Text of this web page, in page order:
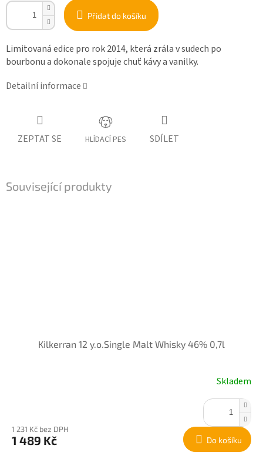
Přidat do košíku
Limitovaná edice pro rok 2014, která zrála v sudech po
bourbonu a dokonale spojuje chuť kávy a vanilky.
Detailní informace
ZEPTAT SE HLÍDACÍ PES SDÍLET
Související produkty
Kilkerran 12 y.o.Single Malt Whisky 46% 0,7l
Skladem
1 231 Kč bez DPH
1 489 Kč Do košíku